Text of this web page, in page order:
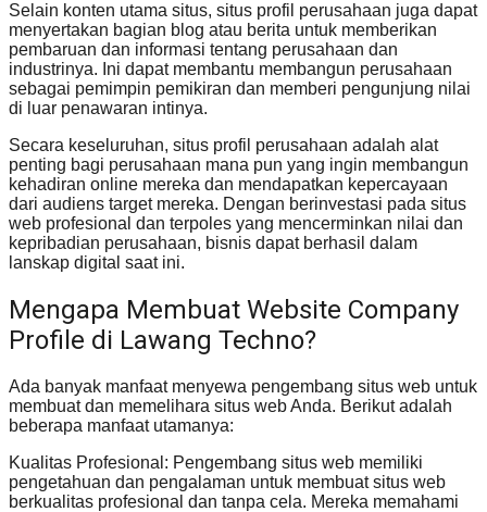
Selain konten utama situs, situs profil perusahaan juga dapat
menyertakan bagian blog atau berita untuk memberikan
pembaruan dan informasi tentang perusahaan dan
industrinya. Ini dapat membantu membangun perusahaan
sebagai pemimpin pemikiran dan memberi pengunjung nilai
di luar penawaran intinya.
Secara keseluruhan, situs profil perusahaan adalah alat
penting bagi perusahaan mana pun yang ingin membangun
kehadiran online mereka dan mendapatkan kepercayaan
dari audiens target mereka. Dengan berinvestasi pada situs
web profesional dan terpoles yang mencerminkan nilai dan
kepribadian perusahaan, bisnis dapat berhasil dalam
lanskap digital saat ini.
Mengapa Membuat Website Company
Profile di Lawang Techno?
Ada banyak manfaat menyewa pengembang situs web untuk
membuat dan memelihara situs web Anda. Berikut adalah
beberapa manfaat utamanya:
Kualitas Profesional: Pengembang situs web memiliki
pengetahuan dan pengalaman untuk membuat situs web
berkualitas profesional dan tanpa cela. Mereka memahami